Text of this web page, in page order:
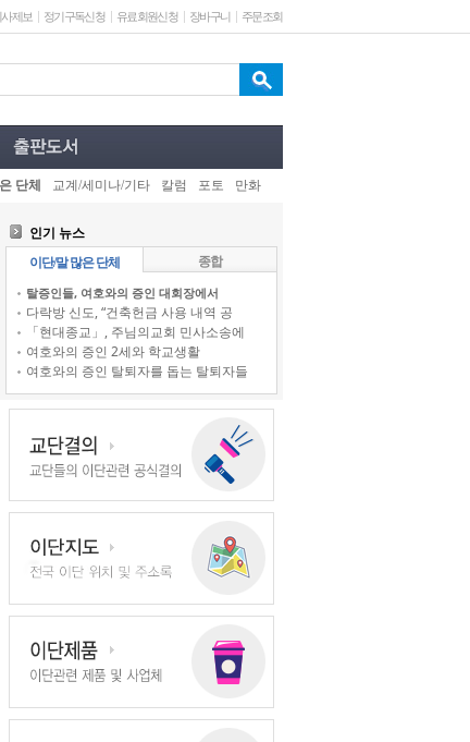
사제보 정기구독신청 유료회원신청 장바구니 주문조회
단체 교계/세미나/기타 칼럼 포토 만화
인기 뉴스
이단/말 많은 단체
종합
탈증인들, 여호와의 증인 대회장에서
다락방 신도, “건축헌금 사용 내역 공
「현대종교」, 주님의교회 민사소송에
여호와의 증인 2세와 학교생활
여호와의 증인 탈퇴자를 돕는 탈퇴자들